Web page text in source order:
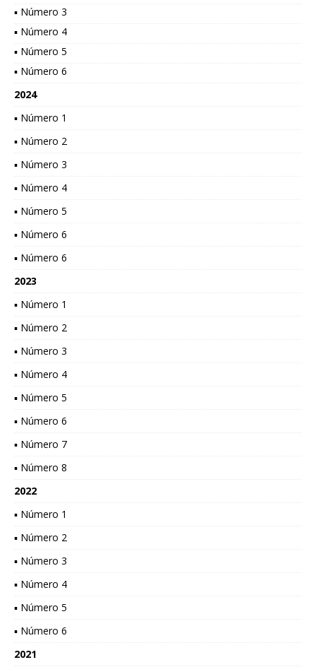
▪ Número 3
▪ Número 4
▪ Número 5
▪ Número 6
2024
▪ Número 1
▪ Número 2
▪ Número 3
▪ Número 4
▪ Número 5
▪ Número 6
▪ Número 6
2023
▪ Número 1
▪ Número 2
▪ Número 3
▪ Número 4
▪ Número 5
▪ Número 6
▪ Número 7
▪ Número 8
2022
▪ Número 1
▪ Número 2
▪ Número 3
▪ Número 4
▪ Número 5
▪ Número 6
2021